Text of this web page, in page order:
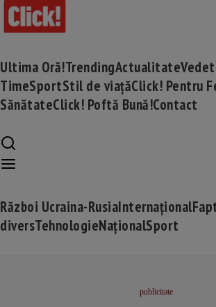
Ultima Oră!TrendingActualitate
TimeSportStil de viațăClick! Pentru
SănătateClick! Poftă Bună!Contact
Război Ucraina-RusiaInternațional
diversTehnologieNaționalSport